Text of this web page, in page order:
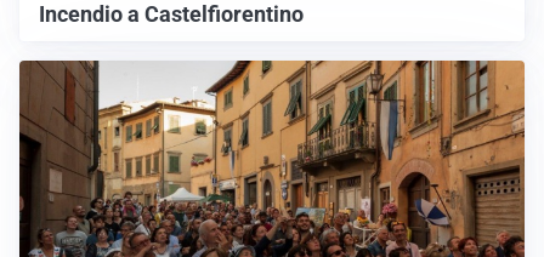
Incendio a Castelfiorentino